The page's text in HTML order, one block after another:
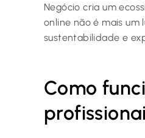
Negócio cria um
online não é mais
sustentabilidade e
Como